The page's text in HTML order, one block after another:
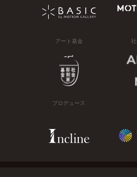
アート基金
プロデュース